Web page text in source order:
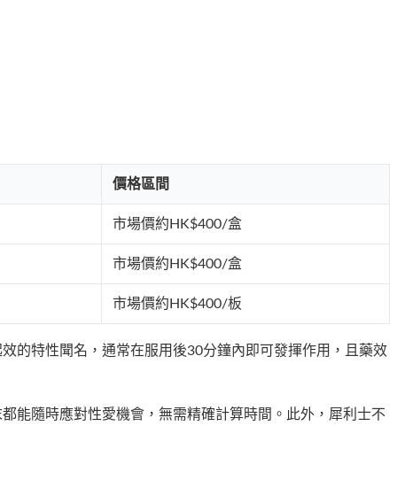
價格區間
市場價約HK$400/盒
市場價約HK$400/盒
市場價約HK$400/板
的特性聞名，通常在服用後30分鐘內即可發揮作用，且藥效
能隨時應對性愛機會，無需精確計算時間。此外，犀利士不